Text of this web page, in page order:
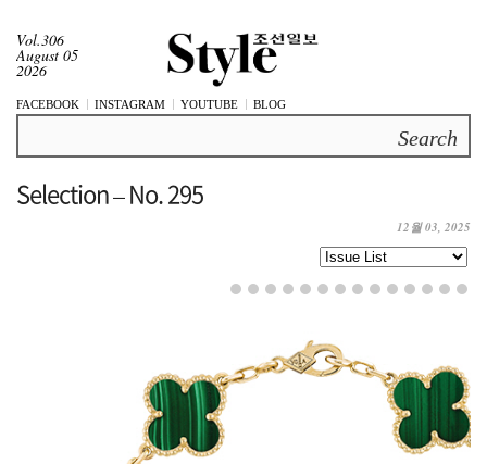
Vol.306
August 05
2026
FACEBOOK INSTAGRAM YOUTUBE BLOG
Selection – No. 295
12월 03, 2025